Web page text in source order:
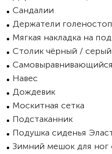
Сандалии
Держатели
Мягкая накладка на
Столик чёрный / серый
Навес
Дождевик
Москитная сетка
Подстаканник
Подушка сиденья
Зимний мешок для ног